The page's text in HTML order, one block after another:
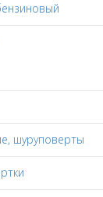
шуруповерты